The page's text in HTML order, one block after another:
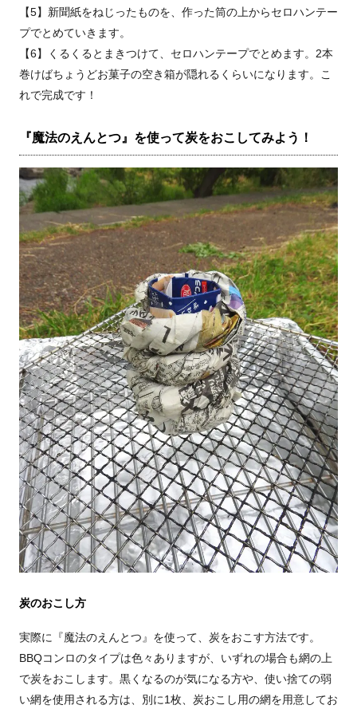
【5】新聞紙をねじったものを、作った筒の上からセロハンテー
プでとめていきます。
【6】くるくるとまきつけて、セロハンテープでとめます。2本
巻けばちょうどお菓子の空き箱が隠れるくらいになります。こ
れで完成です！
『魔法のえんとつ』を使って炭をおこしてみよう！
炭のおこし方
実際に『魔法のえんとつ』を使って、炭をおこす方法です。
BBQコンロのタイプは色々ありますが、いずれの場合も網の上
で炭をおこします。黒くなるのが気になる方や、使い捨ての弱
い網を使用される方は、別に1枚、炭おこし用の網を用意してお